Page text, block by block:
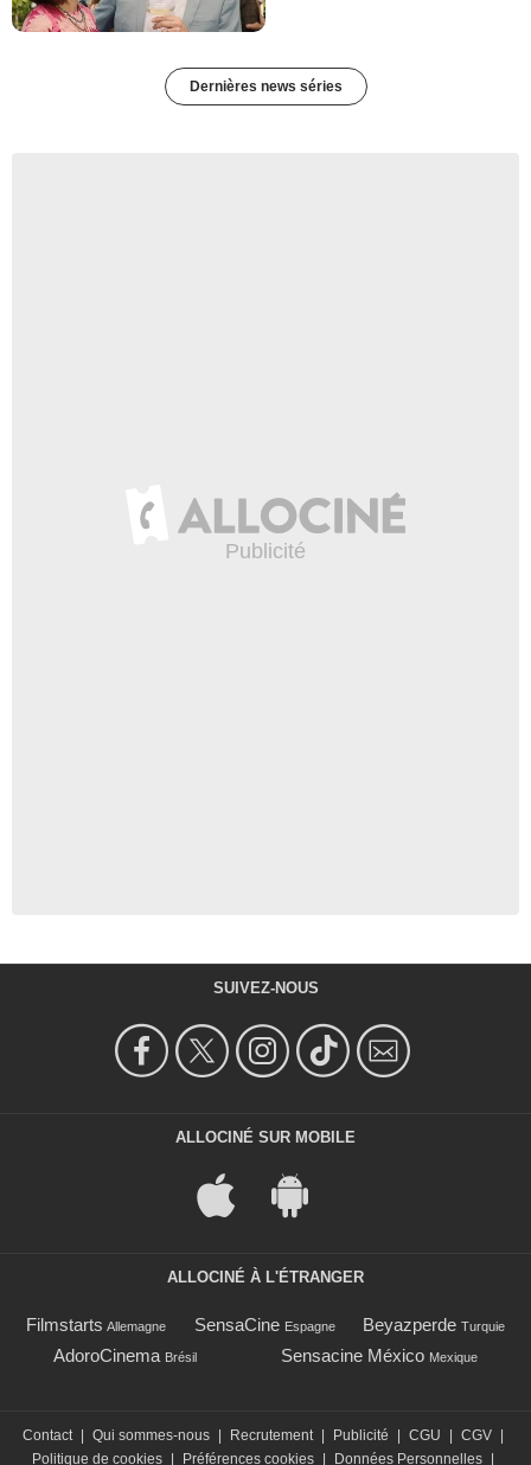
Dernières news séries
SUIVEZ-NOUS
ALLOCINÉ SUR MOBILE
ALLOCINÉ À L'ÉTRANGER
Filmstarts Allemagne SensaCine Espagne Beyazperde Turquie
AdoroCinema Brésil Sensacine México Mexique
Contact Qui sommes-nous Recrutement Publicité CGU CGV
Politique de cookies
Préférences cookies Données Personnelles